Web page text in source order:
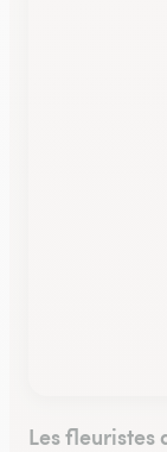
Les fleuristes